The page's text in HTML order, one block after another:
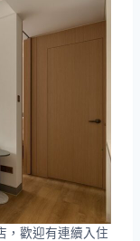
，歡迎有連續入住